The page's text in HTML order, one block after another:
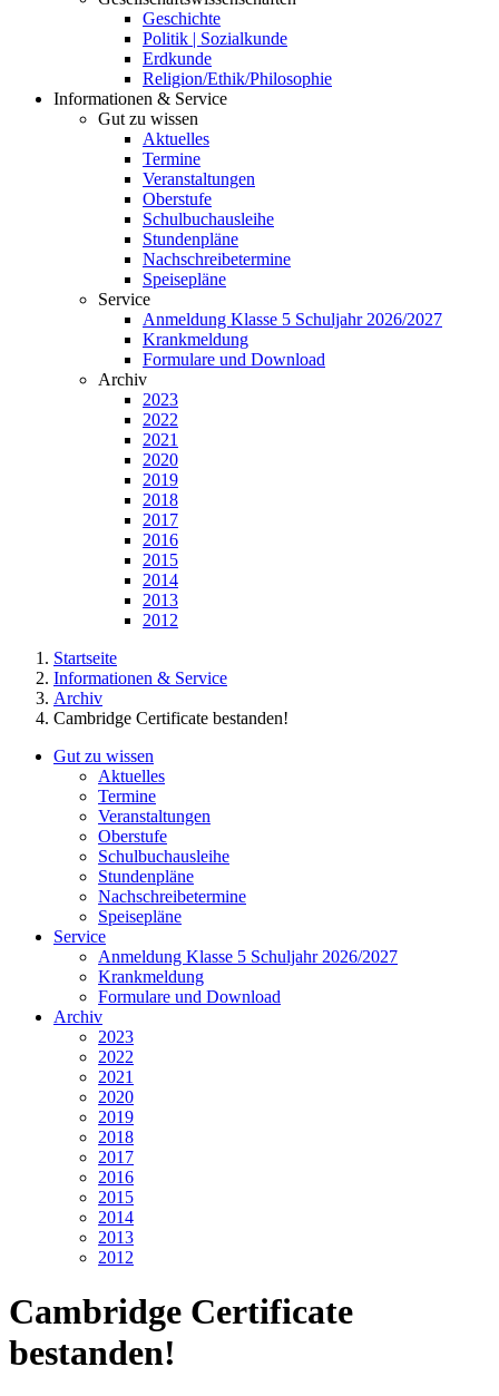
Geschichte
Politik | Sozialkunde
Erdkunde
Religion/Ethik/Philosophie
Informationen & Service
Gut zu wissen
Aktuelles
Termine
Veranstaltungen
Oberstufe
Schulbuchausleihe
Stundenpläne
Nachschreibetermine
Speisepläne
Service
Anmeldung Klasse 5 Schuljahr 2026/2027
Krankmeldung
Formulare und Download
Archiv
2023
2022
2021
2020
2019
2018
2017
2016
2015
2014
2013
2012
Startseite
Informationen & Service
Archiv
Cambridge Certificate bestanden!
Gut zu wissen
Aktuelles
Termine
Veranstaltungen
Oberstufe
Schulbuchausleihe
Stundenpläne
Nachschreibetermine
Speisepläne
Service
Anmeldung Klasse 5 Schuljahr 2026/2027
Krankmeldung
Formulare und Download
Archiv
2023
2022
2021
2020
2019
2018
2017
2016
2015
2014
2013
2012
Cambridge Certificate
bestanden!